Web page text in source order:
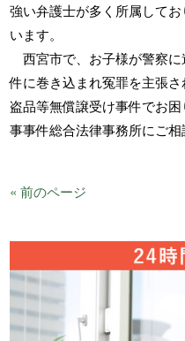
強い弁護士が多く所属して
います。
西宮市で、お子様が警察
件に巻き込まれ冤罪を主張
盗品等無償譲受け事件でお
事事件総合法律事務所にご相
« 前のページ